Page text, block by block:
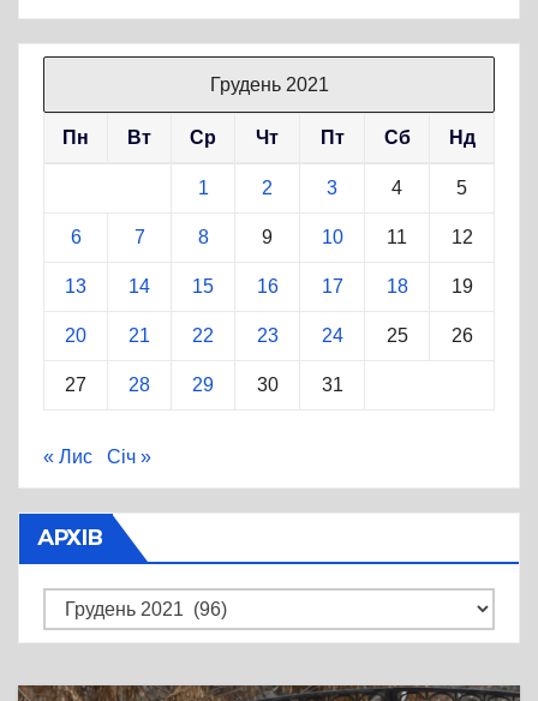
Грудень 2021
Пн Вт Ср Чт Пт Сб Нд
1 2 3 4 5
6 7 8 9 10 11 12
13 14 15 16 17 18 19
20 21 22 23 24 25 26
27 28 29 30 31
« Лис Січ »
АРХІВ
Архів